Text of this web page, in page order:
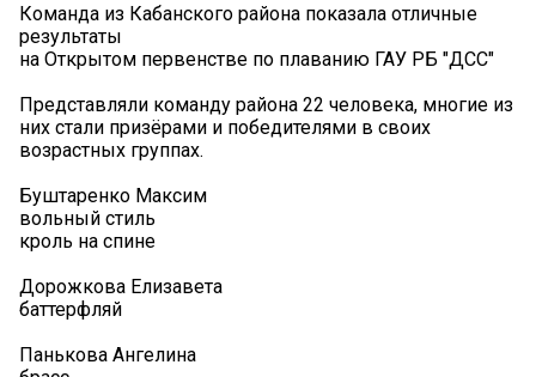
Команда из Кабанского района показала отличные
результаты
на Открытом первенстве по плаванию ГАУ РБ "ДСС"
Представляли команду района 22 человека, многие из
них стали призёрами и победителями в своих
возрастных группах.
Буштаренко Максим
вольный стиль
кроль на спине
Дорожкова Елизавета
баттерфляй
Панькова Ангелина